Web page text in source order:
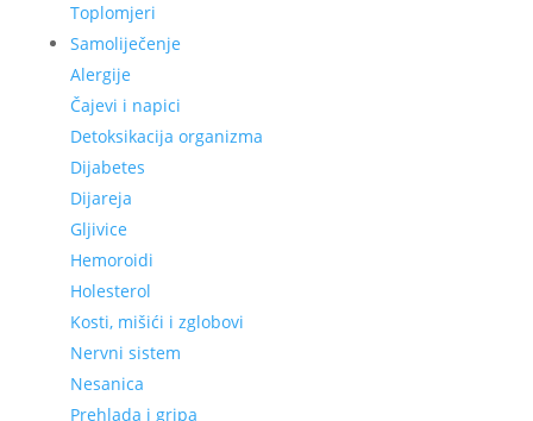
Toplomjeri
Samoliječenje
Alergije
Čajevi i napici
Detoksikacija organizma
Dijabetes
Dijareja
Gljivice
Hemoroidi
Holesterol
Kosti, mišići i zglobovi
Nervni sistem
Nesanica
Prehlada i gripa